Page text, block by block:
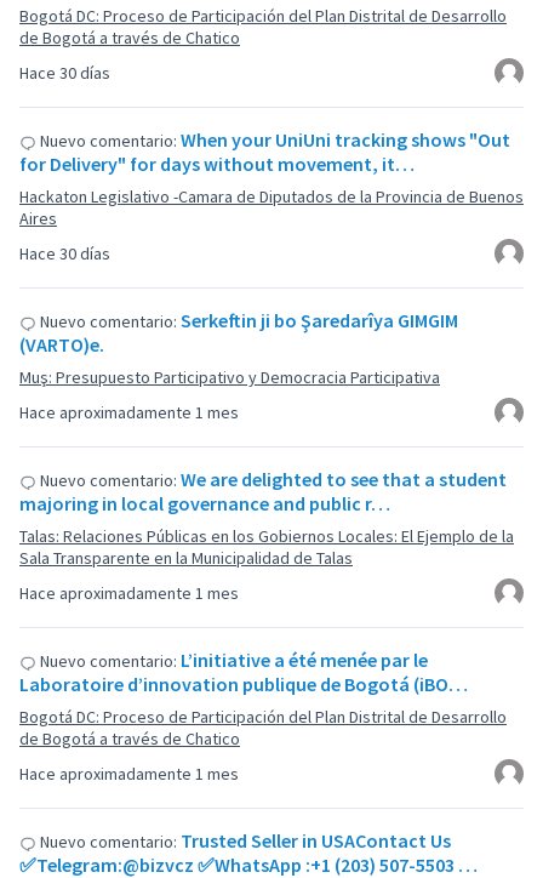
Hace 30 días
Bogotá DC: Proceso de Participación del Plan Distrital de Desarrollo
de Bogotá a través de Chatico
Hace 30 días
Nuevo comentario: When your UniUni tracking shows "Out
for Delivery" for days without movement, it…
Hackaton Legislativo -Camara de Diputados de la Provincia de Buenos
Aires
Hace aproximadamente 1 mes
Nuevo comentario: Serkeftin ji bo Şaredarîya GIMGIM
(VARTO)e.
Muş: Presupuesto Participativo y Democracia Participativa
Hace aproximadamente 1 mes
Nuevo comentario: We are delighted to see that a student
majoring in local governance and public r…
Talas: Relaciones Públicas en los Gobiernos Locales: El Ejemplo de la
Sala Transparente en la Municipalidad de Talas
Hace aproximadamente 1 mes
Nuevo comentario: L’initiative a été menée par le
Laboratoire d’innovation publique de Bogotá (iBO…
Bogotá DC: Proceso de Participación del Plan Distrital de Desarrollo
de Bogotá a través de Chatico
Nuevo comentario: Trusted Seller in USAContact Us
✅Telegram:@bizvcz ✅WhatsApp :+1 (203) 507-5503 …